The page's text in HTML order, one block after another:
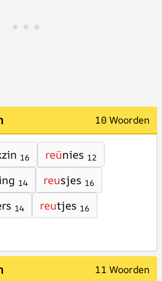
10 Woorden
16 reünies 12
14 reusjes 16
14 reutjes 16
11 Woorden